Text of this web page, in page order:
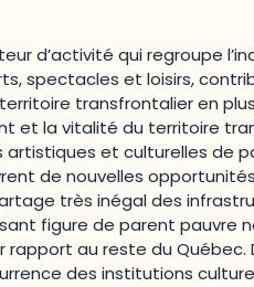
d’activité qui regroupe
spectacles et loisirs,
transfrontalier en
et la vitalité du territoire
et culturelles de
de nouvelles
très inégal des
figure de parent pauvre
au reste du Québec.
des institutions